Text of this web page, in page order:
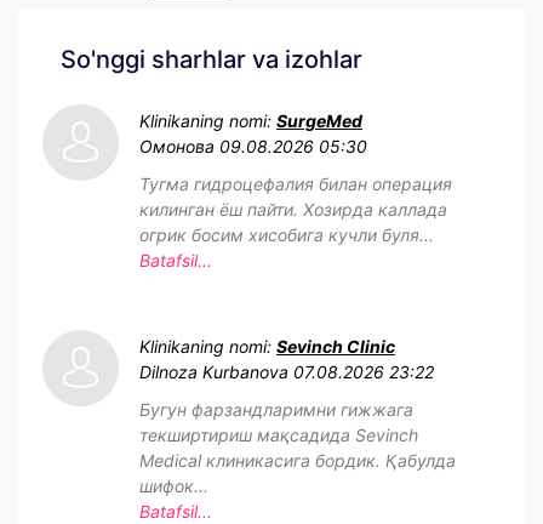
So'nggi sharhlar va izohlar
Klinikaning nomi: SurgeMed
Омонова 09.08.2026 05:30
Тугма гидроцефалия билан операция
килинган ёш пайти. Хозирда каллада
огрик босим хисобига кучли буля...
Batafsil...
Klinikaning nomi: Sevinch Clinic
Dilnoza Kurbanova 07.08.2026 23:22
Бугун фарзандларимни гижжага
текширтириш мақсадида Sevinch
Medical клиникасига бордик. Қабулда
шифок...
Batafsil...